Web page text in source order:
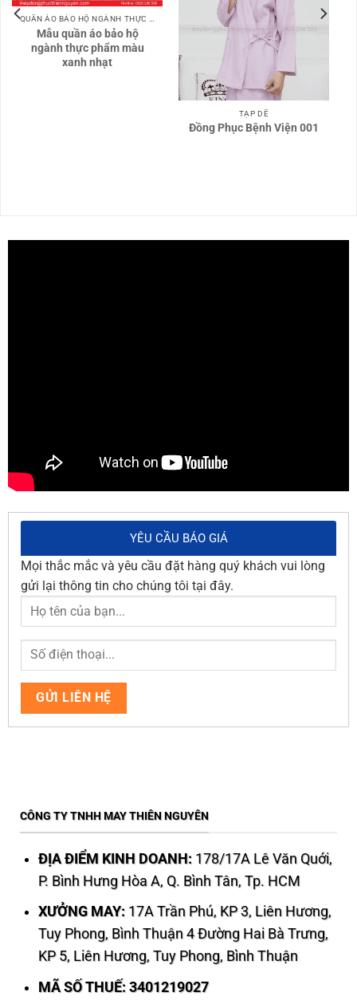
QUẦN ÁO BẢO HỘ NGÀNH THỰC PHẨM
Mẫu quần áo bảo hộ
ngành thực phẩm màu
xanh nhạt
TẠP DỀ
Đồng Phục Bệnh Viện 001
YÊU CẦU BÁO GIÁ
Mọi thắc mắc và yêu cầu đặt hàng quý khách vui lòng
gửi lại thông tin cho chúng tôi tại đây.
CÔNG TY TNHH MAY THIÊN NGUYÊN
ĐỊA ĐIỂM KINH DOANH: 178/17A Lê Văn Quới,
P. Bình Hưng Hòa A, Q. Bình Tân, Tp. HCM
XƯỞNG MAY: 17A Trần Phú, KP 3, Liên Hương,
Tuy Phong, Bình Thuận 4 Đường Hai Bà Trưng,
KP 5, Liên Hương, Tuy Phong, Bình Thuận
MÃ SỐ THUẾ: 3401219027